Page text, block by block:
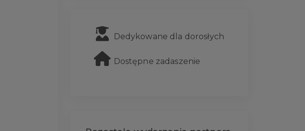
Dedykowane dla dorosłych
Dostępne zadaszenie